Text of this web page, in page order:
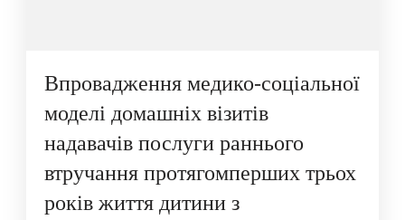
Впровадження медико-соціальної
моделі домашніх візитів
надавачів послуги раннього
втручання протягомперших трьох
років життя дитини з